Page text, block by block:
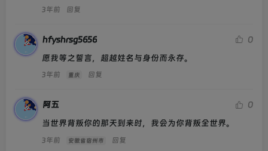
3年前 回复
hfyshrsg5656
0
愿我等之誓言，超越姓名与身份而永存。
3年前 重庆 回复
阿五
0
当世界背叛你的那天到来时，我会为你背叛全世界。
3年前 安徽省宿州市 回复